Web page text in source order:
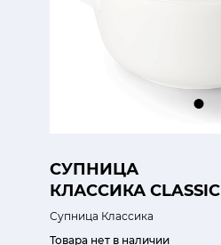
СУПНИЦА
КЛАССИКА CLASSIC
Супница Классика
Товара нет в наличии